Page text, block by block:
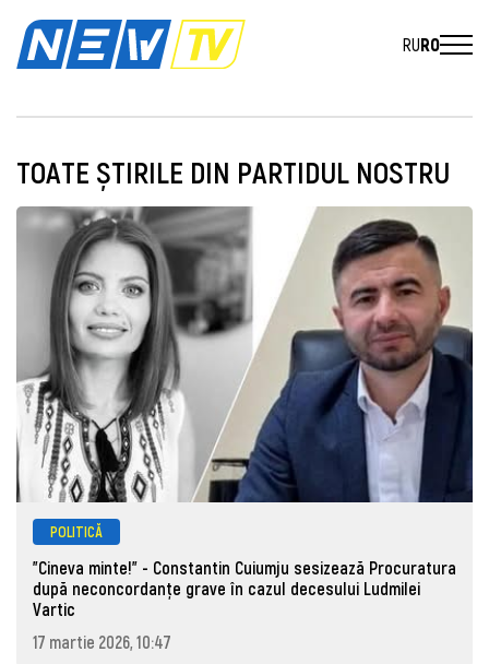
RURO
TOATE ȘTIRILE DIN PARTIDUL NOSTRU
POLITICĂ
"Cineva minte!" - Constantin Cuiumju sesizează Procuratura
după neconcordanțe grave în cazul decesului Ludmilei
Vartic
17 martie 2026, 10:47